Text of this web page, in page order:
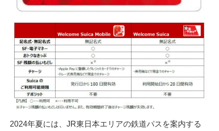
2024年夏には、JR東日本エリアの鉄道パスを案内する